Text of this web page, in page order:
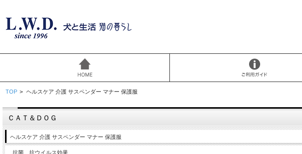
TOP > ヘルスケア 介護 サスペンダー マナー 保護服
ＣＡＴ＆ＤＯＧ
ヘルスケア 介護 サスペンダー マナー 保護服
抗菌 抗ウイルス効果